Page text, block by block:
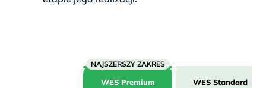
WES Premium WES Standard